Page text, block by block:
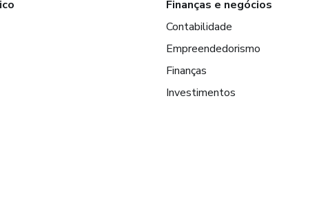
Finanças e negócios
Contabilidade
Empreendedorismo
Finanças
Investimentos